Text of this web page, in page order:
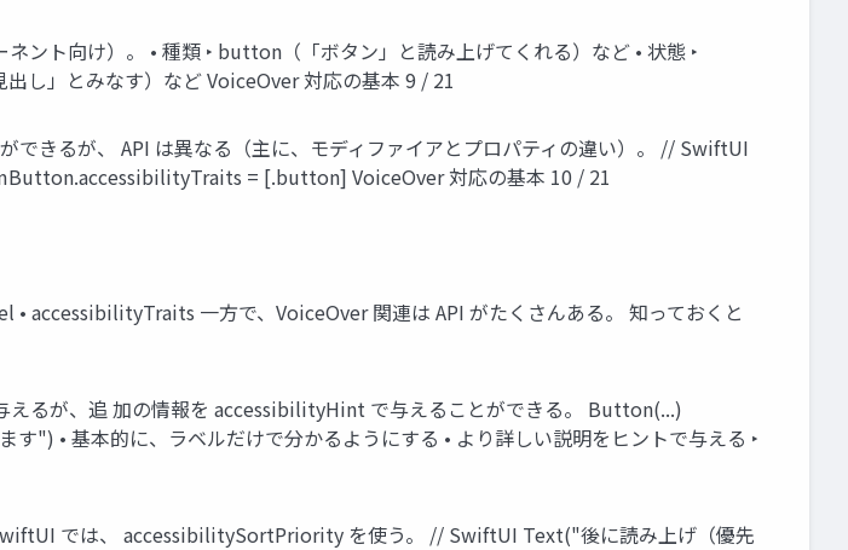
ト向け）。 • 種類 ‣ button（「ボタン」と読み上げてくれる）など • 状態 ‣
し」とみなす）など VoiceOver 対応の基本 9 / 21
きるが、 API は異なる（主に、モディファイアとプロパティの違い）。 // SwiftUI
= [.button] VoiceOver 対応の基本 10 / 21
accessibilityTraits 一方で、VoiceOver 関連は API がたくさんある。 知っておくと
るが、追 加の情報を accessibilityHint で与えることができる。 Button(...)
• 基本的に、ラベルだけで分かるようにする • より詳しい説明をヒントで与える ‣
では、 accessibilitySortPriority を使う。 // SwiftUI Text("後に読み上げ（優先